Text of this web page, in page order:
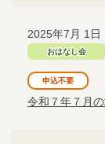
2025年7月 1日
おはなし会
令和７年７月
申込不要